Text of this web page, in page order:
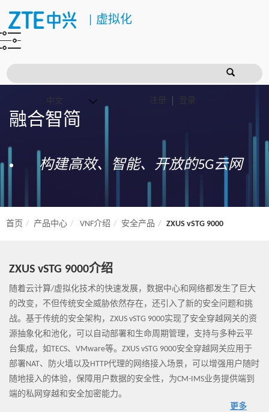
虚拟化
注册 登录
融合智简
构建高效、智能、开放的5G云网
首页 产品中心 VNF介绍 安全产品 ZXUS vSTG 9000
ZXUS vSTG 9000介绍
随着云计算/虚拟化技术的快速发展，数据中心和网络都发生了巨大
的改变，不但传统安全威胁依然存在，还引入了新的安全问题和挑
战。基于传统的安全架构，ZXUS vSTG 9000实现了安全穿越网关的资
源抽象化和池化，可以自动部署和生命周期管理，支持与多种云平
台集成，如TECS、VMware等。ZXUS vSTG 9000安全穿越网关应用于
部署NAT、防火墙以及HTTP代理的网络接入场景，可以增强用户随时
随地接入的体验，保障用户数据的安全性，为CM-IMS业务提供端到
端的私网穿越和安全加密能力。
更多